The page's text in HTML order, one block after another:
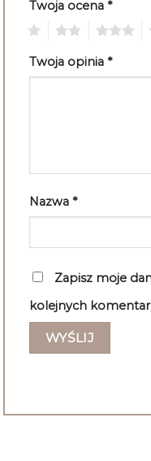
Twoja ocena *
Twoja opinia *
Nazwa *
Zapisz moje
kolejnych